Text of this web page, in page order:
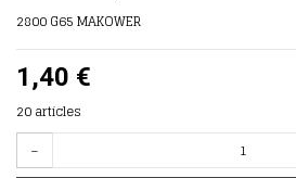
2800 G65 MAKOWER
1,40 €
20articles
-